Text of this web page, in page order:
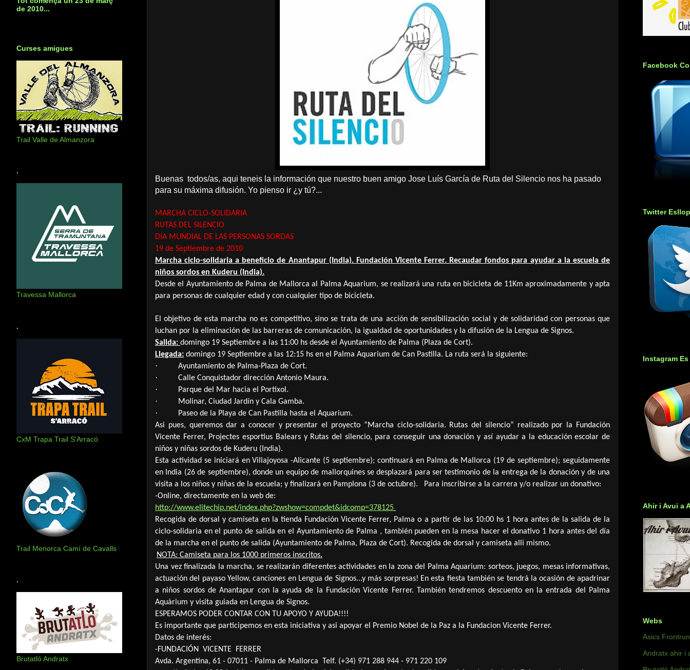
Buenas todos/as, aqui teneis la información que nuestro buen amigo Jose Luís García de Ruta del Silencio nos ha pasado
para su máxima difusión. Yo pienso ir ¿y tú?...
MARCHA CICLO-SOLIDARIA
RUTAS DEL SILENCIO
DíA MUNDIAL DE LAS PERSONAS SORDAS
19 de Septiembre de 2010
Marcha ciclo-solidaria a beneficio de Anantapur (India). Fundación Vicente Ferrer. Recaudar fondos para ayudar a la escuela de
niños sordos en Kuderu (India).
Desde el Ayuntamiento de Palma de Mallorca al Palma Aquarium, se realizará una ruta en bicicleta de 11Km aproximadamente y apta
para personas de cualquier edad y con cualquier tipo de bicicleta.
El objetivo de esta marcha no es competitivo, sino se trata de una acción de sensibilización social y de solidaridad con personas que
uchan por la eliminación de las barreras de comunicación, la igualdad de oportunidades y la difusión de la Lengua de Signos.
Salida: domingo 19 Septiembre a las 11:00 hs desde el Ayuntamiento de Palma (Plaza de Cort).
Llegada: domingo 19 Septiembre a las 12:15 hs en el Palma Aquarium de Can Pastilla. La ruta será la siguiente:
· Ayuntamiento de Palma-Plaza de Cort.
· Calle Conquistador dirección Antonio Maura.
· Parque del Mar hacia el Portixol.
· Molinar, Ciudad Jardín y Cala Gamba.
·
Paseo de la Playa de Can Pastilla hasta el Aquarium.
Asi pues, queremos dar a conocer y presentar el proyecto “Marcha ciclo-solidaria. Rutas del silencio“ realizado por la Fundación
Vicente Ferrer, Projectes esportius Balears y Rutas del silencio, para conseguir una donación y así ayudar a la educación escolar de
niños y niñas sordos de Kuderu (India).
Esta actividad se iniciará en Villajoyosa -Alicante (5 septiembre); continuará en Palma de Mallorca (19 de septiembre); seguidamente
en India (26 de septiembre), donde un equipo de mallorquines se desplazará para ser testimonio de la entrega de la donación y de una
visita a los niños y niñas de la escuela; y finalizará en Pamplona (3 de octubre). Para inscribirse a la carrera y/o realizar un donativo:
-Online, directamente en la web de:
http://www.elitechip.net/index.php?zwshow=compdet&idcomp=378125
Recogida de dorsal y camiseta en la tienda Fundación Vicente Ferrer, Palmao a partir de las 10:00 hs 1 hora antes de la salida de la
ciclo-solidaria en el punto de salida en el Ayuntamiento de Palma , también pueden en la mesa hacer el donativo 1 hora antes del día
de la marcha en el punto de salida (Ayuntamiento de Palma, Plaza de Cort). Recogida de dorsal y camiseta alli mismo.
NOTA: Camiseta para los 1000 primeros inscritos.
Una vez finalizada la marcha, se realizarán diferentes actividades en la zona del Palma Aquarium: sorteos, juegos, mesas informativas,
actuación del payaso Yellow, canciones en Lengua de Signos...y más sorpresas! En esta fiesta también se tendrá la ocasión de apadrinar
a niños sordos de Anantapur con la ayuda de la Fundación Vicente Ferrer. También tendremos descuento en la entrada del Palma
Aquàrium y visita guiada en Lengua de Signos.
ESPERAMOS PODER CONTAR CON TU APOYO Y AYUDA!!!!
Es importante que participemos en esta iniciativa y asi apoyar el Premio Nobel de la Paz a la Fundacion Vicente Ferrer.
Datos de interés:
-FUNDACIÓN VICENTE FERRER
Avda. Argentina, 61 - 07011 - Palma de Mallorca Telf. (+34) 971 288 944 - 971 220 109
de 2010...
Curses amigues
Trail Valle de Almanzora
.
Travessa Mallorca
.
CxM Trapa Trail S'Arracó
Trail Menorca Camí de Cavalls
.
Brutatló Andratx
Facebook
Twitter
Instagram
Ahir i Avui a
Webs
Asics
Andratx ahir i